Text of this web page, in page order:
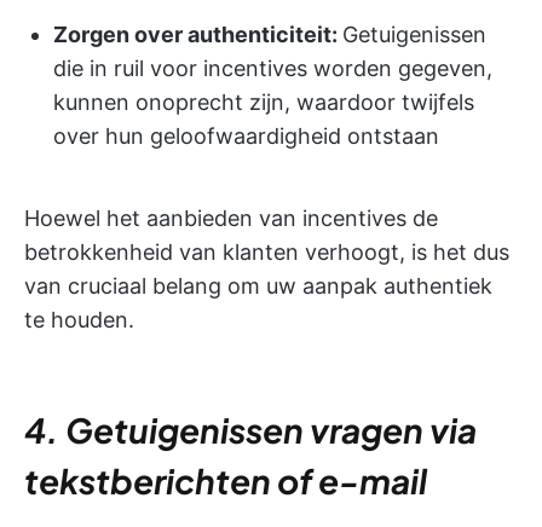
Zorgen over authenticiteit: Getuigenissen
die in ruil voor incentives worden gegeven,
kunnen onoprecht zijn, waardoor twijfels
over hun geloofwaardigheid ontstaan
Hoewel het aanbieden van incentives de
betrokkenheid van klanten verhoogt, is het dus
van cruciaal belang om uw aanpak authentiek
te houden.
4. Getuigenissen vragen via
tekstberichten of e-mail